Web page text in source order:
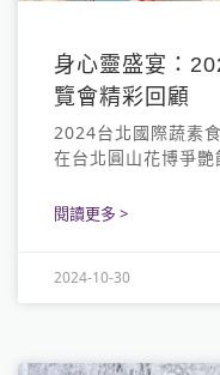
身心靈盛宴：
覽會精彩回顧
2024台北國際蔬素
在台北圓山花博爭艷
閱讀更多 >
2024-10-30